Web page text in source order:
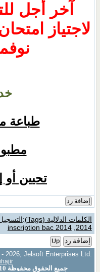
آخر أجل
نوفمبر
طباعة
تحيين
إضافة رد
الكلمات الدلالية (Tags) :التسجيل
2014
,
inscription bac 2014
إضافة رد
Up
2026, Jelsoft Enterprises Ltd.
جميع الحقوق محفوظة 2010-2024 © منتديات جوهرة سوفت